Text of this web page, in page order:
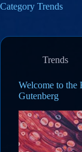
Category Trends
Trends
Welcome to the
Gutenberg